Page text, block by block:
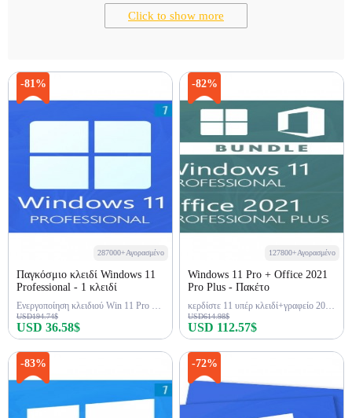
Click to show more
-81%
287000+Αγορασμένο
Παγκόσμιο κλειδί Windows 11
Professional - 1 κλειδί
Ενεργοποίηση κλειδιού Win 11 Pro εφ' όρου ζωής
USD194.74$
USD 36.58$
-82%
127800+Αγορασμένο
Windows 11 Pro + Office 2021
Pro Plus - Πακέτο
κερδίστε 11 υπέρ κλειδί+γραφείο 2021 υπέρ κλειδί
USD614.98$
USD 112.57$
-83% -72%